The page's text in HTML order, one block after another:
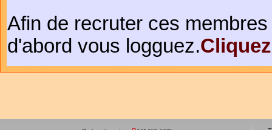
Afin de recruter ces
d'abord vous logguez.